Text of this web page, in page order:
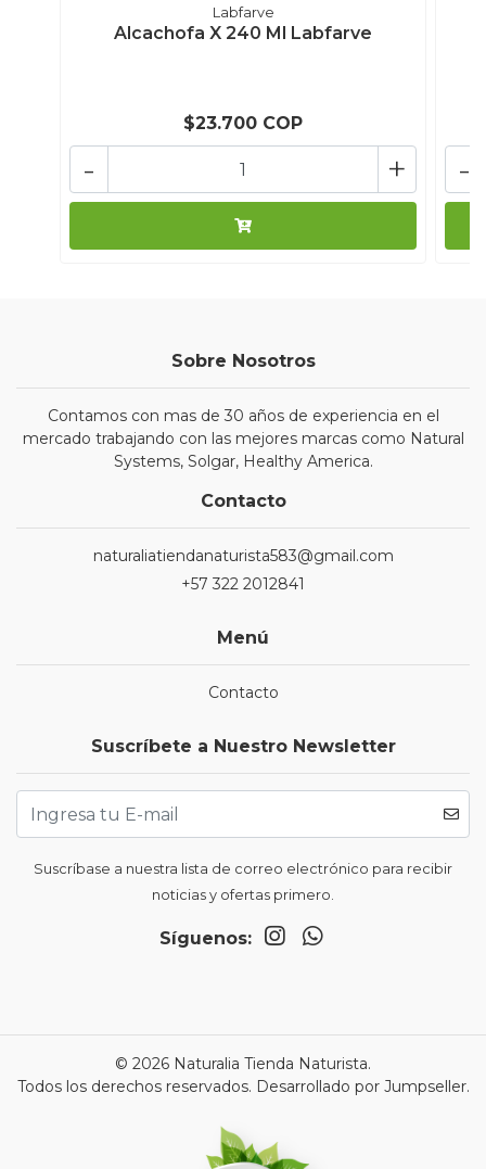
Labfarve
Alcachofa X 240 Ml Labfarve
$23.700 COP
+
- -
Sobre Nosotros
Contamos con mas de 30 años de experiencia en el
mercado trabajando con las mejores marcas como Natural
Systems, Solgar, Healthy America.
Contacto
naturaliatiendanaturista583@gmail.com
+57 322 2012841
Menú
Contacto
Suscríbete a Nuestro Newsletter
Suscríbase a nuestra lista de correo electrónico para recibir
noticias y ofertas primero.
Síguenos:
© 2026 Naturalia Tienda Naturista.
Todos los derechos reservados. Desarrollado por Jumpseller.